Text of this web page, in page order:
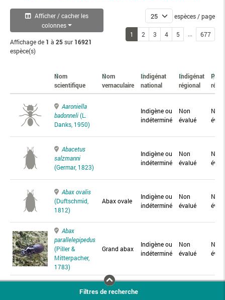
Afficher / cacher les
colonnes
Affichage de 1 à 25sur 16921
espèce(s)
espèces / page
1 2 3 4 5 ... 677
Nom
scientifique
Nom
vernaculaire
Indigénat
national
Indigénat
régional
Aaroniella
badonneli(L.
Danks, 1950)
Indigène ou
indéterminé
Non
évalué
Non
Abacetus
salzmanni
(Germar, 1823)
Indigène ou
indéterminé
Non
évalué
Non
Abax ovalis
(Duftschmid,
1812)
Abax ovale
Indigène ou
indéterminé
Non
évalué
Non
Abax
parallelepipedus
(Piller &
Mitterpacher,
1783)
Grand abax
Indigène ou
indéterminé
Non
évalué
Non
Abax
Abax
Filtres de recherche